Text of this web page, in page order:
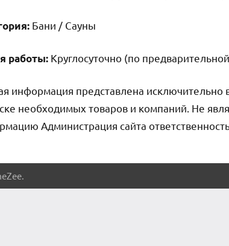
Бани / Сауны
работы: Круглосуточно (по
информация представлена
необходимых товаров и компаний. Не
Администрация сайта